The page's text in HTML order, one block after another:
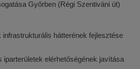
Győrben (Régi Szentiváni út)
hátterének fejlesztése
iparterületek elérhetőségének javítása